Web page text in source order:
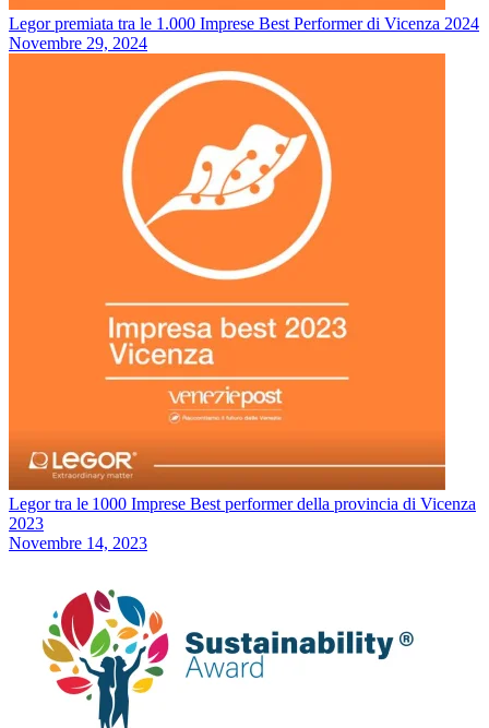
Legor premiata tra le 1.000 Imprese Best Performer di Vicenza 2024
Novembre 29, 2024
Legor tra le 1000 Imprese Best performer della provincia di Vicenza
2023
Novembre 14, 2023